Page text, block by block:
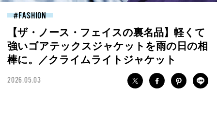
FASHION
【ザ・ノース・フェイスの裏名品】軽くて
強いゴアテックスジャケットを雨の日の相
棒に。／クライムライトジャケット
2026.05.03